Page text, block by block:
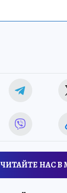
ЧИТАЙТЕ НАС В